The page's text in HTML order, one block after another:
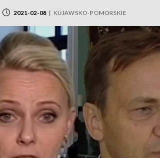
2021-02-08 | KUJAWSKO-POMORSKIE